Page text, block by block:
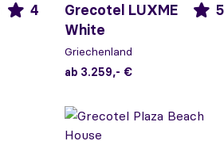
4
Grecotel LUXME
White
5
Griechenland
ab 3.259,- €